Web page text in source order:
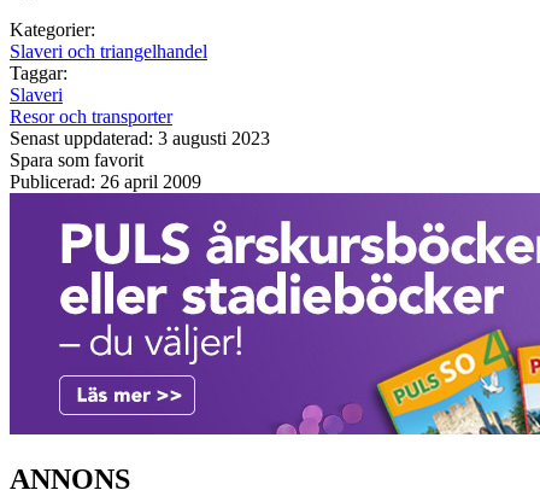
Kategorier:
Slaveri och triangelhandel
Taggar:
Slaveri
Resor och transporter
Senast uppdaterad: 3 augusti 2023
Spara som favorit
Publicerad: 26 april 2009
ANNONS